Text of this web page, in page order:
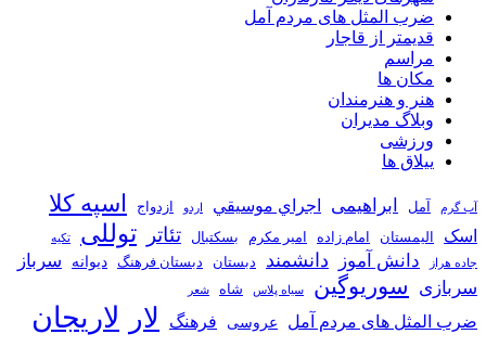
ضرب المثل های مردم آمل
قدیمتر از قاجار
مراسم
مکان ها
هنر و هنرمندان
وبلاگ مدیران
ورزشی
ییلاق ها
آب گرم آمل ابراهیمی اجراي موسيقي اردو ازدواج اسپه کلا
اسک الیمستان امام زاده امیر مکرم بسکتبال تئاتر توللی تکیه
جاده هراز دانش آموز دانشمند دبستان دبستان فرهنگ دیوانه
سرباز
سربازی
سوریوگین سیاه پلاس شاه شعر
ضرب المثل های مردم آمل عروسی فرهنگ لار لاریجان